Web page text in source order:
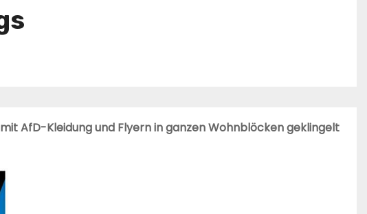
AfD-Kleidung und Flyern in ganzen Wohnblöcken geklingelt